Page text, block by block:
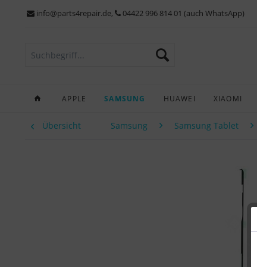
info@parts4repair.de, 04422 996 814 01 (auch WhatsApp)
APPLE SAMSUNG HUAWEI XIAOMI
Übersicht Samsung Samsung Tablet